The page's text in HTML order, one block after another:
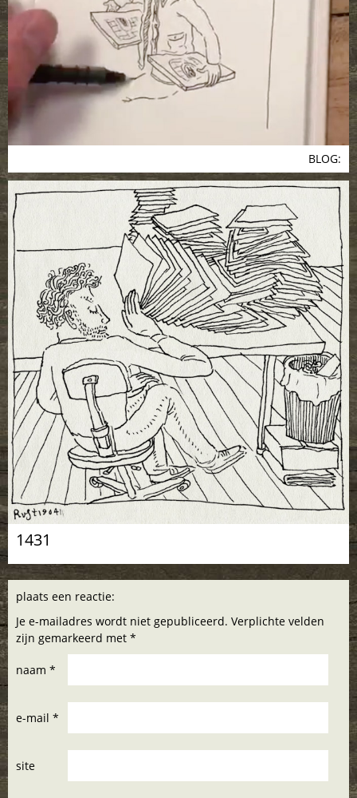
BLOG:
1431
plaats een reactie:
Je e-mailadres wordt niet gepubliceerd. Verplichte velden
zijn gemarkeerd met *
naam *
e-mail *
site